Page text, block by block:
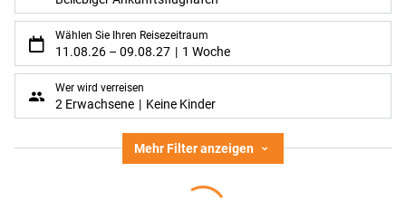
Wählen Sie Ihren Reisezeitraum
11.08.26 – 09.08.27 1 Woche
Wer wird verreisen
2 Erwachsene Keine Kinder
Mehr Filter anzeigen